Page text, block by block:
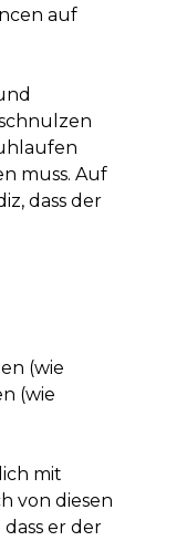
auf
muss. Auf
dass der
(wie
(wie
mit
von diesen
er der